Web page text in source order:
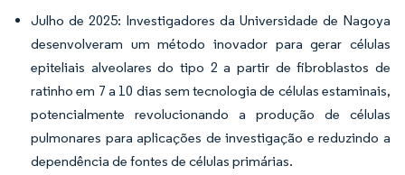
Julho de 2025: Investigadores da Universidade de Nagoya
desenvolveram um método inovador para gerar células
epiteliais alveolares do tipo 2 a partir de fibroblastos de
ratinho em 7 a 10 dias sem tecnologia de células estaminais,
potencialmente revolucionando a produção de células
pulmonares para aplicações de investigação e reduzindo a
dependência de fontes de células primárias.